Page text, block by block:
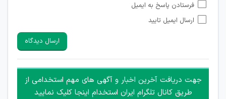
شبکه های مجازی ارتباطی می باشند وجود ندارد.
امکان تأیید نظرات کاربرانی که به هر طریقی قصد مأیوس کردن
هرگونه تحریک، تحقیر و کنایه به سایر افراد (مسئول و غیر مسئول)
غیر مجاز می باشد.
امکان هماهنگی برای هرگونه ملاقات حضوری چه به صورت دسته
جمعی و چه فردی توسط کاربران سایت وجود ندارد.
فرستادن پاسخ به ایمیل
ارسال ایمیل تایید
ارسال دیدگاه
جهت دریافت آخرین اخبار و آگهی های مهم استخدامی از
طریق کانال تلگرام ایران استخدام اینجا کلیک نمایید